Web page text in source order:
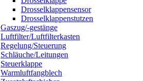
Drosselklappensensor
Drosselklappenstutzen
Gaszug/-gestänge
Luftfilter/Luftfilterkasten
Regelung/Steuerung
Schläuche/Leitungen
Steuerklappe
Warmluftfangblech